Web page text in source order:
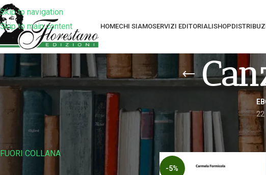
Skip to navigation
Skip to main content
HOMECHI SIAMOSERVIZI EDITORIALISHOP
22
Filtra Per Collana
FUORI COLLANA
Prodotti taggati
-5%